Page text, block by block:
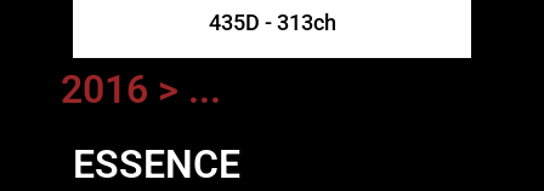
435D - 313ch
2016 > ...
ESSENCE